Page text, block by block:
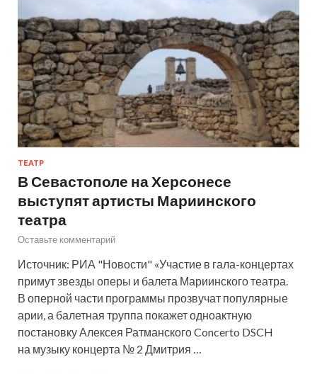
ТЕАТР
В Севастополе на Херсонесе
выступят артисты Мариинского
театра
Оставьте комментарий
Источник: РИА "Новости" «Участие в гала-концертах
примут звезды оперы и балета Мариинского театра.
В оперной части программы прозвучат популярные
арии, а балетная труппа покажет одноактную
постановку Алексея Ратманского Concerto DSCH
на музыку концерта № 2 Дмитрия …